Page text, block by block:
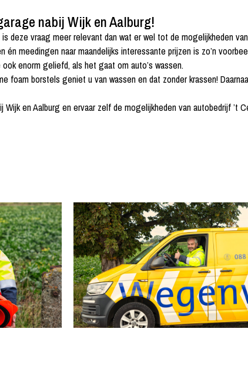
nabij Wijk en Aalburg!
deze vraag meer relevant dan wat er wel tot de mogelijkheden
meedingen naar maandelijks interessante prijzen is zo’n
enorm geliefd, als het gaat om auto’s wassen.
foam borstels geniet u van wassen en dat zonder krassen!
en Aalburg en ervaar zelf de mogelijkheden van autobedrijf ’t